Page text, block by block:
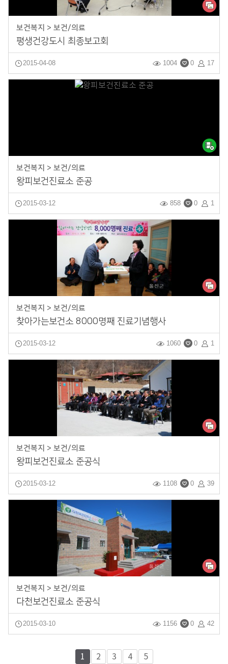
보건복지 > 보건/의료
평생건강도시 최종보고회
2015-04-08 17
0
1004
보건복지 > 보건/의료
왕피보건진료소 준공
2015-03-12 1
0
858
보건복지 > 보건/의료
찾아가는보건소 8000명째 진료기념행사
2015-03-12 1
0
1060
보건복지 > 보건/의료
왕피보건진료소 준공식
2015-03-12 39
0
1108
보건복지 > 보건/의료
다천보건진료소 준공식
2015-03-10 42
0
1156
1 2 3 4 5